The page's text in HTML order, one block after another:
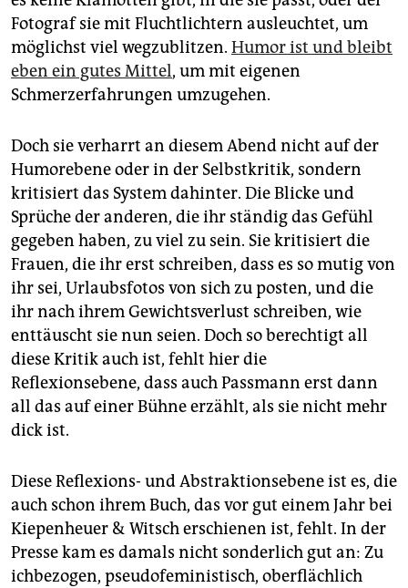
Fotograf sie mit Fluchtlichtern ausleuchtet, um
möglichst viel wegzublitzen. Humor ist und bleibt
eben ein gutes Mittel, um mit eigenen
Schmerzerfahrungen umzugehen.
Doch sie verharrt an diesem Abend nicht auf der
Humor­ebe­ne oder in der Selbstkritik, sondern
kritisiert das System dahinter. Die Blicke und
Sprüche der anderen, die ihr ständig das Gefühl
gegeben haben, zu viel zu sein. Sie kritisiert die
Frauen, die ihr erst schreiben, dass es so mutig von
ihr sei, Urlaubsfotos von sich zu posten, und die
ihr nach ihrem Gewichtsverlust schreiben, wie
enttäuscht sie nun seien. Doch so berechtigt all
diese Kritik auch ist, fehlt hier die
Reflexionsebene, dass auch Passmann erst dann
all das auf einer Bühne erzählt, als sie nicht mehr
dick ist.
Diese Reflexions- und Abstraktionsebene ist es, die
auch schon ihrem Buch, das vor gut einem Jahr bei
Kiepenheuer & Witsch erschienen ist, fehlt. In der
Presse kam es damals nicht sonderlich gut an: Zu
ichbezogen, pseudofeministisch, oberflächlich